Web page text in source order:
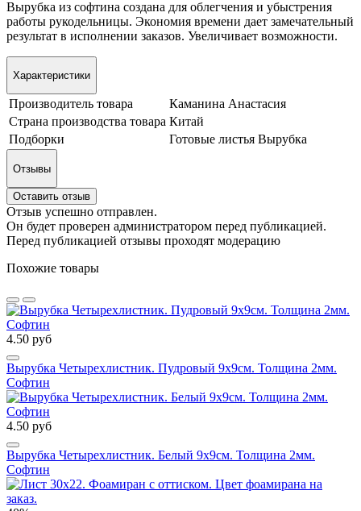
Вырубка из софтина создана для облегчения и убыстрения
работы рукодельницы. Экономия времени дает замечательный
результат в исполнении заказов. Увеличивает возможности.
Характеристики
Производитель товара
Каманина Анастасия
Страна производства товара Китай
Подборки
Готовые листья Вырубка
Отзывы
Оставить отзыв
Отзыв успешно отправлен.
Он будет проверен администратором перед публикацией.
Перед публикацией отзывы проходят модерацию
Похожие товары
4.50 руб
Вырубка Четырехлистник. Пудровый 9х9см. Толщина 2мм.
Софтин
4.50 руб
Вырубка Четырехлистник. Белый 9х9см. Толщина 2мм.
Софтин